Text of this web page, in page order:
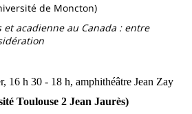
de Moncton)
acadienne au Canada : entre
16 h 30 - 18 h, amphithéâtre Jean Zay
Toulouse 2 Jean Jaurès)